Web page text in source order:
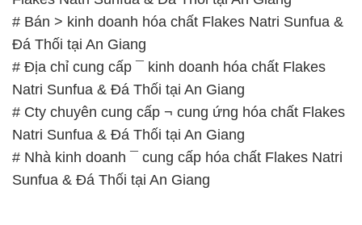
📞 Hotline:
– 0933.920.505 – 028.3504.5555
– 028.3756.1835 – 028.3756.1840 –
028.3756.1841- 028.3756.1842
– 0932.660.696 – 0901.326.566 – 0906.387.866 –
0902.765.866
📧 Email: hoachat@dactruongphat.vn